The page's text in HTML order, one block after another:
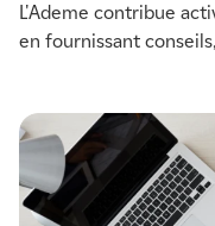
L'Ademe contribue
en fournissant
énergétique et la
de serre. Découvrez-